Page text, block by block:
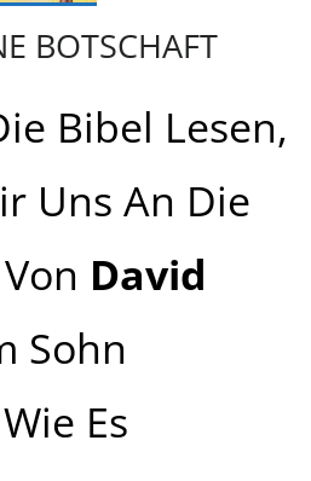
BOTSCHAFT
Bibel Lesen,
Uns An Die
David
Sohn
Es